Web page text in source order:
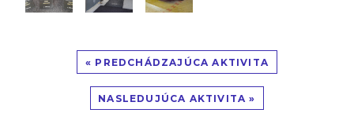
« PREDCHÁDZAJÚCA AKTIVITA
NASLEDUJÚCA AKTIVITA »